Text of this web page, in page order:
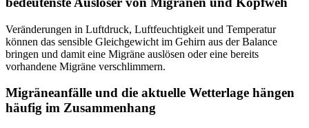
Veränderungen in Luftdruck, Luftfeuchtigkeit und Temperatur
können das sensible Gleichgewicht im Gehirn aus der Balance
bringen und damit eine Migräne auslösen oder eine bereits
vorhandene Migräne verschlimmern.
Migräneanfälle und die aktuelle Wetterlage hängen
häufig im Zusammenhang